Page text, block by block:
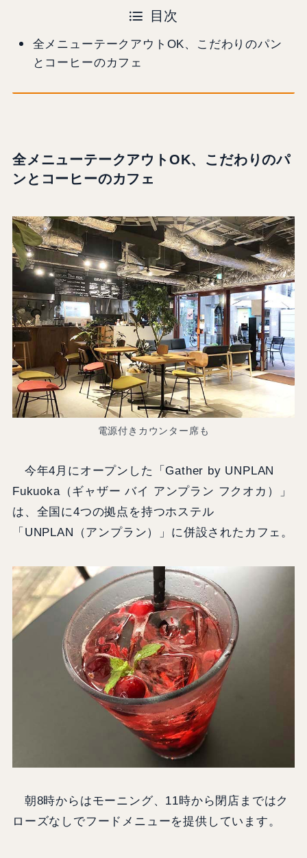
目次
全メニューテークアウトOK、こだわりのパン
とコーヒーのカフェ
全メニューテークアウトOK、こだわりのパ
ンとコーヒーのカフェ
電源付きカウンター席も
今年4月にオープンした「Gather by UNPLAN
Fukuoka（ギャザー バイ アンプラン フクオカ）」
は、全国に4つの拠点を持つホステル
「UNPLAN（アンプラン）」に併設されたカフェ。
朝8時からはモーニング、11時から閉店まではク
ローズなしでフードメニューを提供しています。